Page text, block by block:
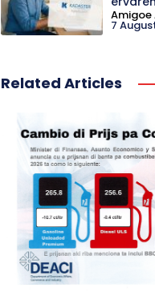
Amigoe
7
Related Articles